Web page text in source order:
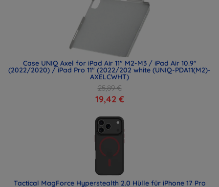
Case UNIQ Axel for iPad Air 11" M2-M3 / iPad Air 10.9"
(2022/2020) / iPad Pro 11" (2022/202 white (UNIQ-PDA11(M2)-
AXELCWHT)
25,89 €
19,42 €
Tactical MagForce Hyperstealth 2.0 Hülle für iPhone 17 Pro